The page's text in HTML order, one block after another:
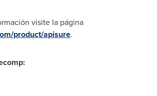
visite la página
product/apisure.